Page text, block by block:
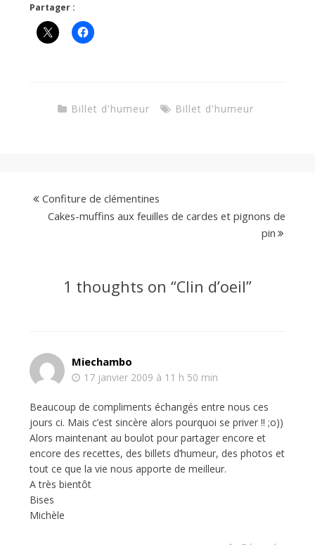
Partager :
Billet d'humeur Billet d'humeur
Confiture de clémentines
Cakes-muffins aux feuilles de cardes et pignons de
pin
1 thoughts on “Clin d’oeil”
Miechambo
17 janvier 2009 à 11 h 50 min
Beaucoup de compliments échangés entre nous ces
jours ci. Mais c’est sincère alors pourquoi se priver !! ;o))
Alors maintenant au boulot pour partager encore et
encore des recettes, des billets d’humeur, des photos et
tout ce que la vie nous apporte de meilleur.
A très bientôt
Bises
Michèle